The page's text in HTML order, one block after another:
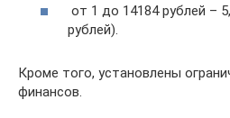
от 1 до 14184 рублей –
рублей).
Кроме того, установлены
финансов.